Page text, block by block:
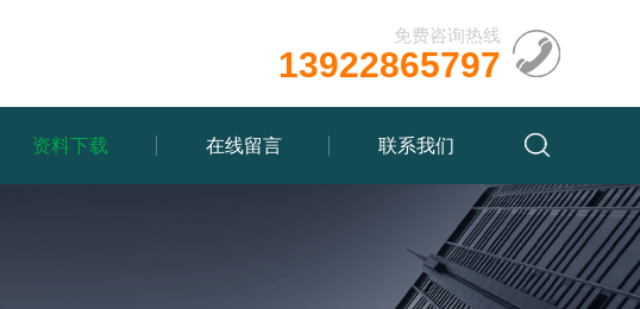
免费咨询热线
13922865797
资料下载 在线留言 联系我们